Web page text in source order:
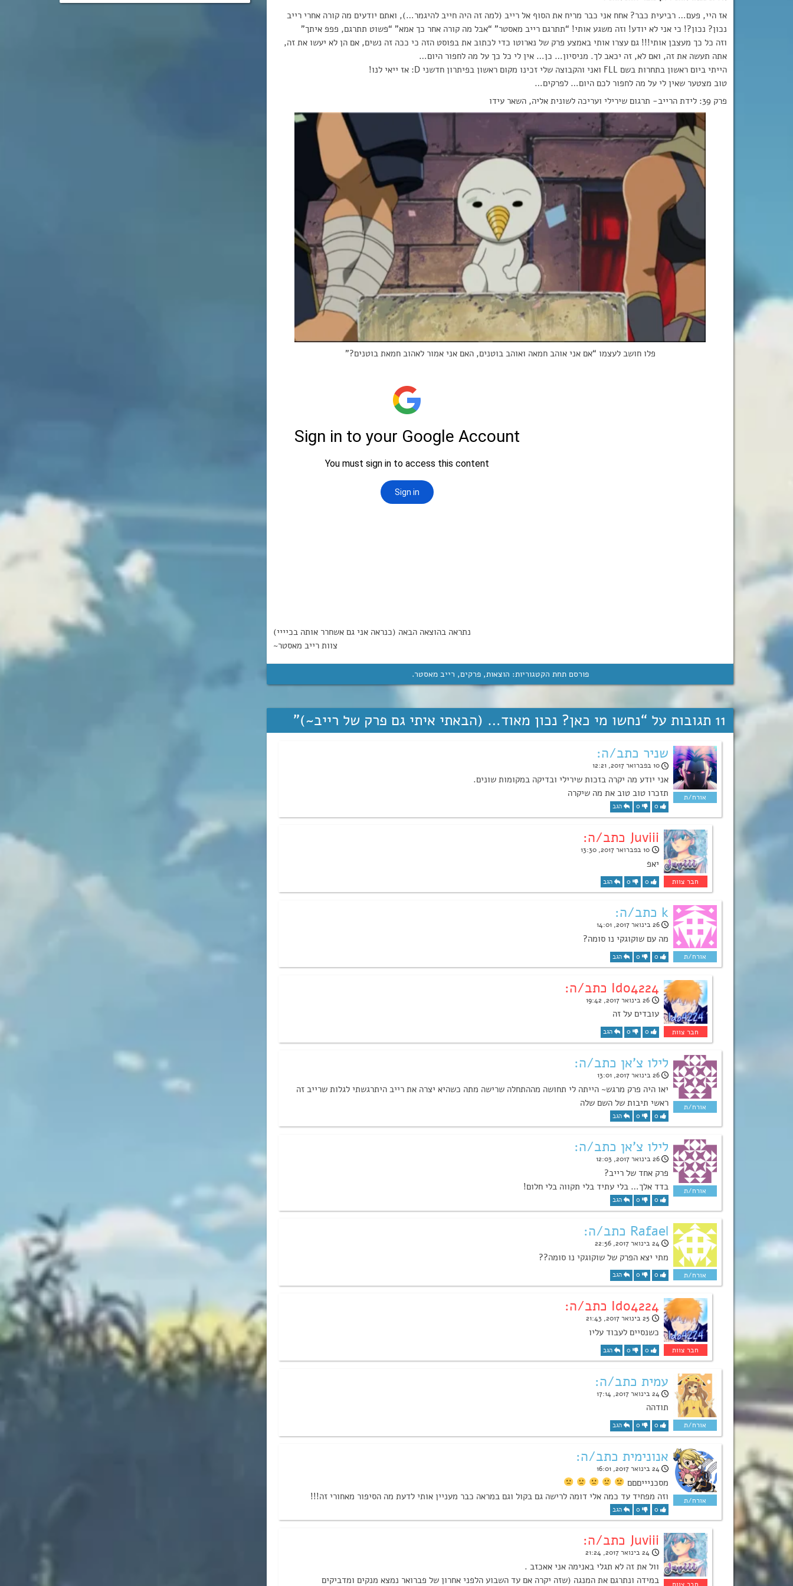
אז היי, פעם… רביעית כבר? אחח אני כבר מריח את הסוף אל רייב (למה זה היה חייב להיגמר…), ואתם יודעים מה קורה אחרי רייב
נכון? נכון?! כי אני לא יודע! וזה משגע אותי! “תתרגם רייב מאסטר” “אבל מה קורה אחר כך אמא” “פשוט תתרגם, פפפ איתך”
וזה כל כך מעצבן אותי!!! גם עצרו אותי באמצע פרק של נארוטו כדי לכתוב את בפוסט הזה כי ככה זה נשים, אם הן לא יעשו את זה,
אתה תעשה את זה, ואם לא, זה יכאב לך. מניסיון… כן… אין לי כל כך על מה לחפור היום…
הייתי ביום ראשון בתחרות בשם FLL ואני והקבוצה שלי זכינו מקום ראשון בפיתרון חדשני D: אז ייאי לנו!
טוב מצטער שאין לי על מה לחפור לכם היום… לפרקים…
פרק 39: לידת הרייב- תרגום שירילי ועריכה לשונית אליה, השאר עידו
פלו חושב לעצמו “אם אני אוהב חמאה ואוהב בוטנים, האם אני אמור לאהוב חמאת בוטנים?”
נתראה בהוצאה הבאה (כנראה אני גם אשחרר אותה בכיייי)
צוות רייב מאסטר~
פורסם תחת הקטגוריות: הוצאות,פרקים, רייב מאסטר.
11 תגובות על “ נחשו מי כאן? נכון מאוד… (הבאתי איתי גם פרק של רייב~)”
שניר כתב/ה:
10 בפברואר 2017, 12:21
אני יודע מה יקרה בזכות שירילי ובדיקה במקומות שונים.
תזכרו טוב טוב את מה שיקרה
0
0 הגב
Juviii כתב/ה:
10 בפברואר 2017, 13:30
יאפ
0
0 הגב
k כתב/ה:
26 בינואר 2017, 14:01
מה עם שוקוגקי נו סומה?
0
0 הגב
Ido4224 כתב/ה:
26 בינואר 2017, 19:42
עובדים על זה
0
0 הגב
לילו צ'אן כתב/ה:
26 בינואר 2017, 13:01
יאו היה פרק מרגש~ הייתה לי תחושה מההתחלה שרישה מתה כשהיא יצרה את רייב היתרגשתי לגלות שרייב זה
ראשי תיבות של השם שלה
0
0 הגב
לילו צ'אן כתב/ה:
26 בינואר 2017, 12:03
פרק אחד של רייב?
בדד אלך… בלי עתיד בלי תקווה בלי חלום!
0
0 הגב
Rafael כתב/ה:
24 בינואר 2017, 22:56
מתי יצא הפרק של שוקוגקי נו סומה??
0
0 הגב
Ido4224 כתב/ה:
25 בינואר 2017, 21:43
כשנסיים לעבוד עליו
0
0 הגב
עמית כתב/ה:
24 בינואר 2017, 17:14
תודהה
0
0 הגב
אנונימית כתב/ה:
24 בינואר 2017, 16:01
מסכניייםםם
וזה מפחיד עד כמה אלי דומה לרישה גם בקול וגם במראה כבר מעניין אותי לדעת מה הסיפור מאחורי זה!!!
0
0 הגב
Juviii כתב/ה:
24 בינואר 2017, 21:24
וול את זה לא תגלי באנימה אני אאכזב .
במידה ונתרגם את המנגה (שזה יקרה אם עד השבוע הלפני אחרון של פברואר נמצא מנקים ומדביקים